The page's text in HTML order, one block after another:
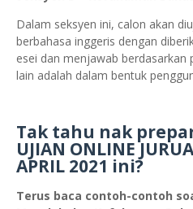
Dalam seksyen ini, calon akan
berbahasa inggeris dengan
esei dan menjawab berdasarkan
lain adalah dalam bentuk
Tak tahu nak
UJIAN ONLINE
APRIL 2021 ini?
Terus baca contoh-contoh